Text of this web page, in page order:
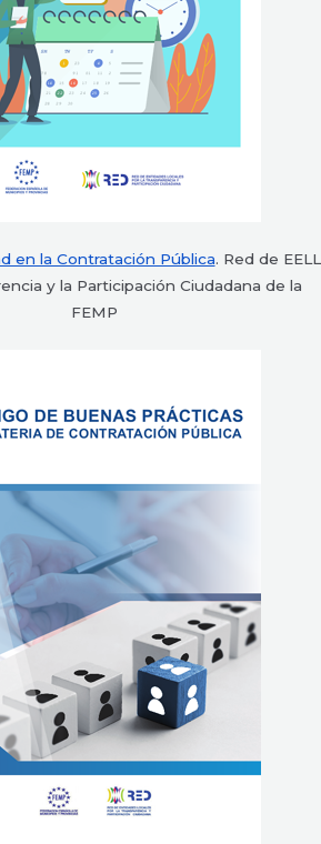
en la Contratación Pública. Red de EELL
y la Participación Ciudadana de la
FEMP